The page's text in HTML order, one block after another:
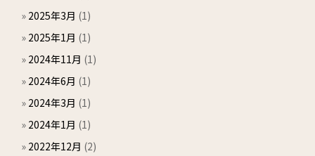
» 2025年3月 (1)
» 2025年1月 (1)
» 2024年11月 (1)
» 2024年6月 (1)
» 2024年3月 (1)
» 2024年1月 (1)
» 2022年12月 (2)